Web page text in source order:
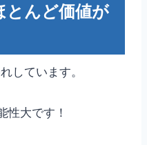
とんど価値が
しています。
性大です！